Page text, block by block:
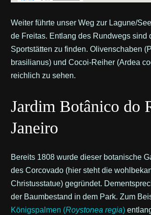
Weiter führte unser Weg zur Lagune/
de Freitas. Entlang des Rundwegs sind
Sportstätten zu finden. Olivenschaben
brasilianus) und Cocoi-Reiher (Ardea
reichlich zu sehen.
Jardim Botânico do
Janeiro
Bereits 1808 wurde dieser botanische
des Corcovado (hier steht die
Christusstatue) gegründet.
der Baumbestand in dem Park. Zum
Königspalmen (Roystonea regia)